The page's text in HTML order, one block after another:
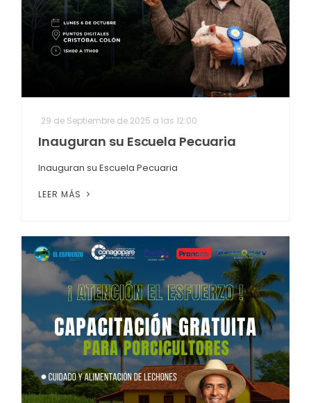
EJECUCIÓN PRESUPUESTARIA
Información Presupuestaria
SOPORTE INSTITUCIONAL
Registro oficiales de creación parroquiales
29 de Septiembre de 2025 a las 12:00
Inauguran su Escuela Pecuaria
Inauguran su Escuela Pecuaria
LEER MÁS